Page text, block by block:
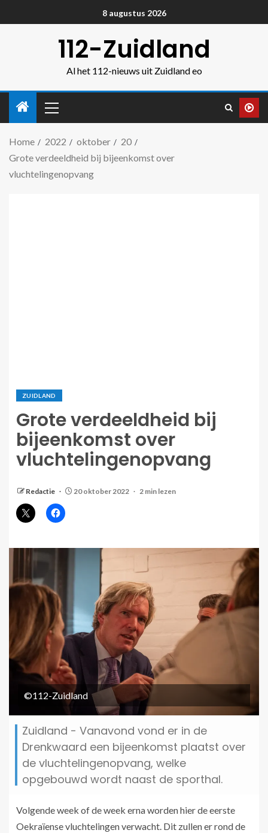
8 augustus 2026
112-Zuidland
Al het 112-nieuws uit Zuidland eo
Home 2022 oktober
20
Grote verdeeldheid bij bijeenkomst over
vluchtelingenopvang
ZUIDLAND
Grote verdeeldheid bij
bijeenkomst over
vluchtelingenopvang
Redactie 20 oktober 2022 2 min lezen
©112-Zuidland
Zuidland - Vanavond vond er in de
Drenkwaard een bijeenkomst plaatst over
de vluchtelingenopvang, welke
opgebouwd wordt naast de sporthal.
Volgende week of de week erna worden hier de eerste
Oekraïense vluchtelingen verwacht. Dit zullen er rond de